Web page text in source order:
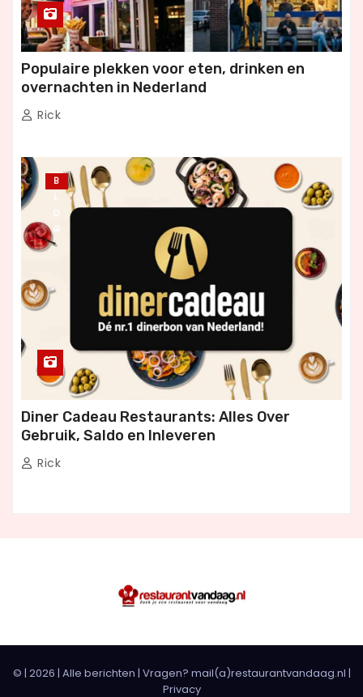
Populaire plekken voor eten, drinken en
overnachten in Nederland
Rick
B
L
O
G
Diner Cadeau Restaurants: Alles Over
Gebruik, Saldo en Inleveren
Rick
© | 2026 | Alle berichten | Vragen? mail(a)restaurantvandaag.nl |
Privacy